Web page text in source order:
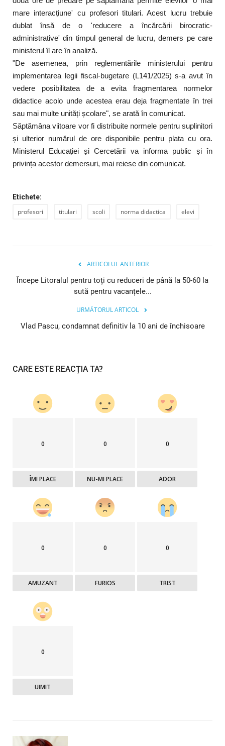
mare interacțiune' cu profesori titulari. Acest lucru trebuie
dublat însă de o 'reducere a încărcării birocratic-
administrative' din timpul general de lucru, demers pe care
ministerul îl are în analiză.
"De asemenea, prin reglementările ministerului pentru
implementarea legii fiscal-bugetare (L141/2025) s-a avut în
vedere posibilitatea de a evita fragmentarea normelor
didactice acolo unde acestea erau deja fragmentate în trei
sau mai multe unități școlare", se arată în comunicat.
Săptămâna viitoare vor fi distribuite normele pentru suplinitori
și ulterior numărul de ore disponibile pentru plata cu ora.
Ministerul Educației și Cercetării va informa public și în
privința acestor demersuri, mai reiese din comunicat.
Etichete:
profesori titulari scoli norma didactica elevi
ARTICOLUL ANTERIOR
Începe Litoralul pentru toți cu reduceri de până la 50-60 la
sută pentru vacanțele...
URMĂTORUL ARTICOL
Vlad Pascu, condamnat definitiv la 10 ani de închisoare
CARE ESTE REACȚIA TA?
0
ÎMI PLACE
0
NU-MI PLACE
0
ADOR
0
AMUZANT
0
FURIOS
0
TRIST
0
UIMIT